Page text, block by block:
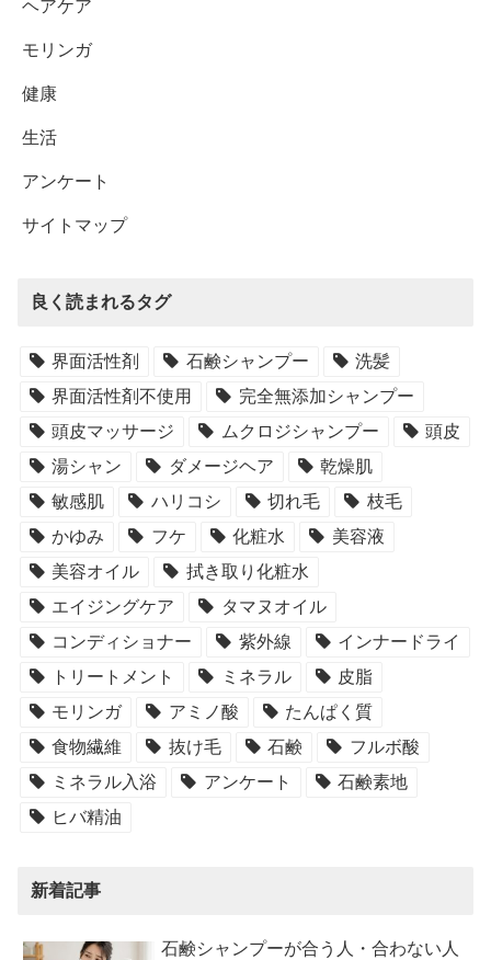
ヘアケア
モリンガ
健康
生活
アンケート
サイトマップ
良く読まれるタグ
界面活性剤 石鹸シャンプー
洗髪
界面活性剤不使用
完全無添加シャンプー
頭皮マッサージ
ムクロジシャンプー
頭皮
湯シャン
ダメージヘア
乾燥肌
敏感肌
ハリコシ 切れ毛
枝毛
かゆみ
フケ 化粧水
美容液
美容オイル
拭き取り化粧水
エイジングケア
タマヌオイル
コンディショナー
紫外線
インナードライ
トリートメント
ミネラル
皮脂
モリンガ
アミノ酸
たんぱく質
食物繊維
抜け毛 石鹸
フルボ酸
ミネラル入浴
アンケート
石鹸素地
ヒバ精油
新着記事
石鹸シャンプーが合う人・合わない人